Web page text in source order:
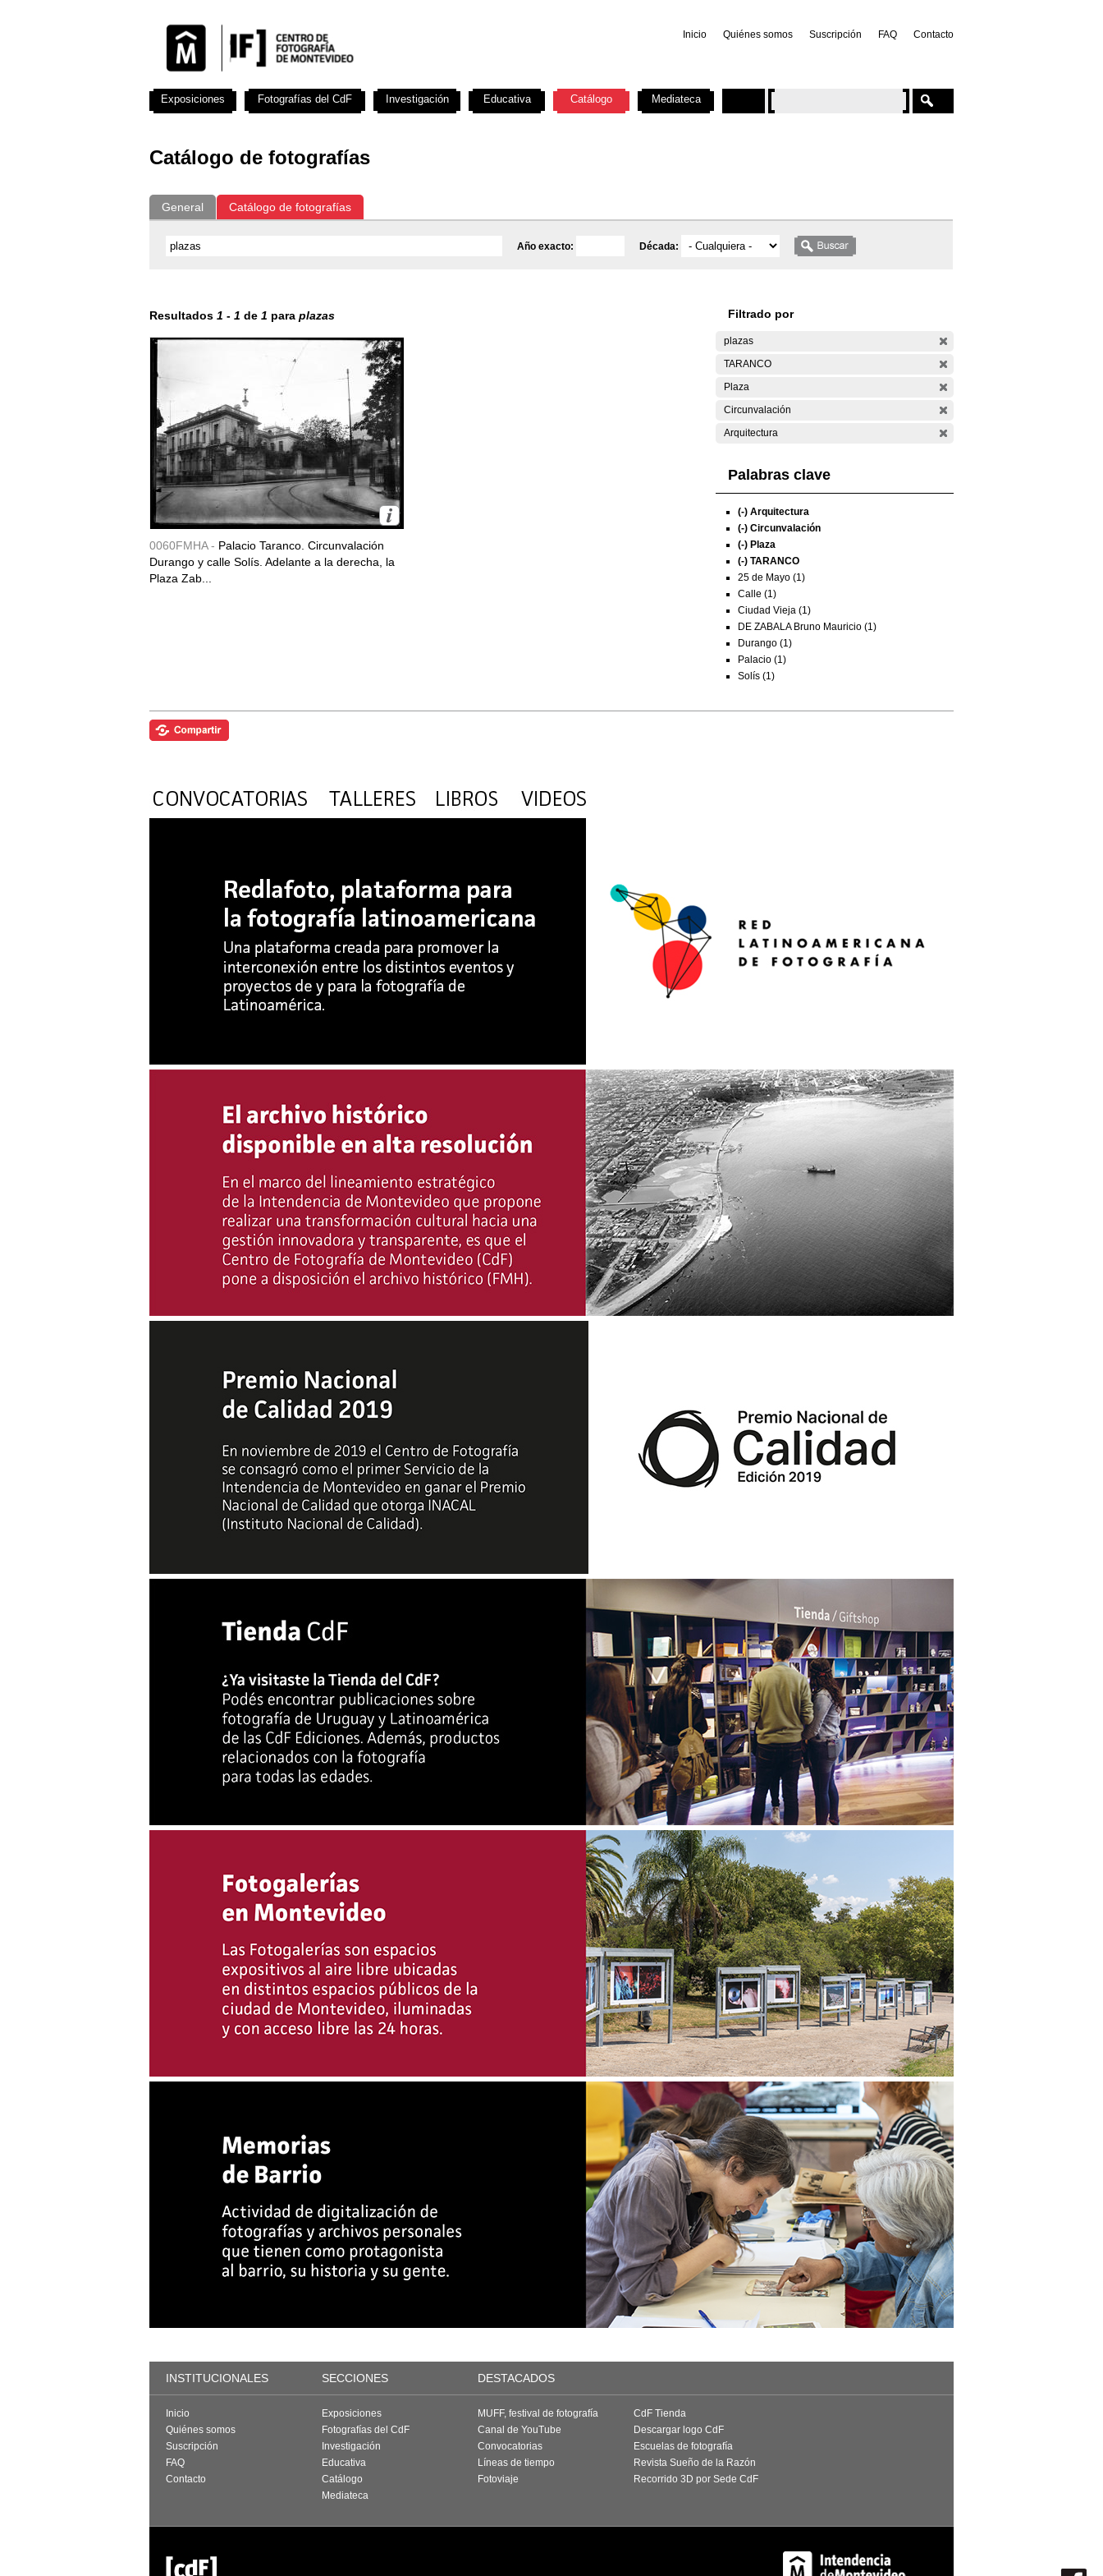
Inicio Quiénes somos Suscripción FAQ Contacto
Catálogo de fotografías
General Catálogo de fotografías
Año exacto: Década:
Resultados 1 - 1 de 1 para plazas
0060FMHA - Palacio Taranco. Circunvalación
Durango y calle Solís. Adelante a la derecha, la
Plaza Zab...
Filtrado por
plazas
TARANCO
Plaza
Circunvalación
Arquitectura
Palabras clave
(-) Arquitectura
(-) Circunvalación
(-) Plaza
(-) TARANCO
25 de Mayo (1)
Calle (1)
Ciudad Vieja (1)
DE ZABALA Bruno Mauricio (1)
Durango (1)
Palacio (1)
Solís (1)
Exposiciones Fotografías del CdF Investigación Educativa Catálogo Mediateca
INSTITUCIONALES SECCIONES DESTACADOS
Inicio
Quiénes somos
Suscripción
FAQ
Contacto
Exposiciones
Fotografías del CdF
Investigación
Educativa
Catálogo
Mediateca
MUFF, festival de fotografía
Canal de YouTube
Convocatorias
Líneas de tiempo
Fotoviaje
CdF Tienda
Descargar logo CdF
Escuelas de fotografía
Revista Sueño de la Razón
Recorrido 3D por Sede CdF